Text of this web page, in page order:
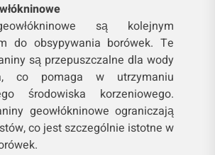
są kolejnym
do obsypywania borówek. Te
są przepuszczalne dla wody
co pomaga w utrzymaniu
środowiska korzeniowego.
geowłókninowe ograniczają
co jest szczególnie istotne w